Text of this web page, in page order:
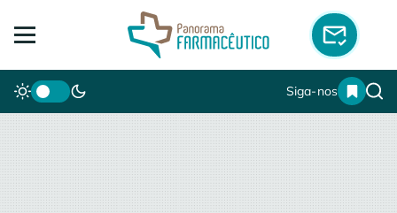
Siga-nos